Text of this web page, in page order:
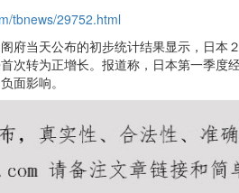
tbnews/29752.html
府当天公布的初步统计结果显示，日
次转为正增长。报道称，日本第一季
面影响。